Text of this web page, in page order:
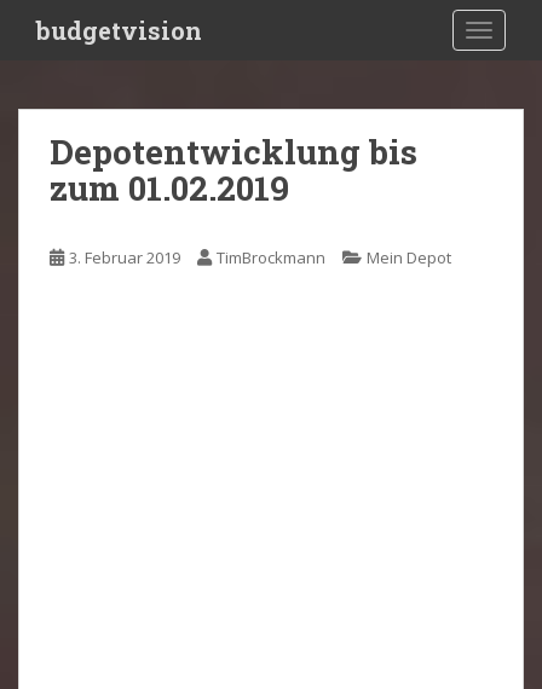
budgetvision
Depotentwicklung bis
zum 01.02.2019
3. Februar 2019 TimBrockmann Mein Depot